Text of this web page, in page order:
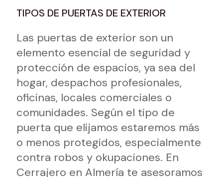
TIPOS DE PUERTAS DE EXTERIOR
Las puertas de exterior son un
elemento esencial de seguridad y
protección de espacios, ya sea del
hogar, despachos profesionales,
oficinas, locales comerciales o
comunidades. Según el tipo de
puerta que elijamos estaremos más
o menos protegidos, especialmente
contra robos y okupaciones. En
Cerrajero en Almería te asesoramos